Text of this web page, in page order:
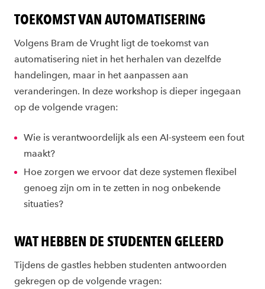
TOEKOMST VAN AUTOMATISERING
Volgens Bram de Vrught ligt de toekomst van
automatisering niet in het herhalen van dezelfde
handelingen, maar in het aanpassen aan
veranderingen. In deze workshop is dieper ingegaan
op de volgende vragen:
Wie is verantwoordelijk als een AI-systeem een fout
maakt?
Hoe zorgen we ervoor dat deze systemen flexibel
genoeg zijn om in te zetten in nog onbekende
situaties?
WAT HEBBEN DE STUDENTEN GELEERD
Tijdens de gastles hebben studenten antwoorden
gekregen op de volgende vragen: